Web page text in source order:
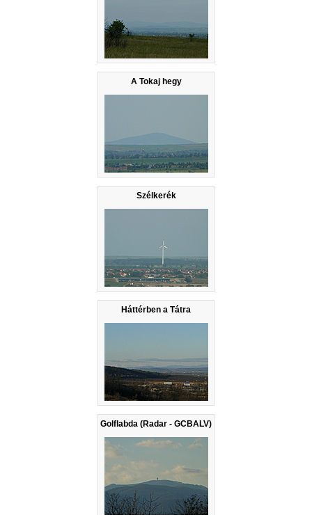
A Tokaj hegy
Szélkerék
Háttérben a Tátra
Golflabda (Radar - GCBALV)